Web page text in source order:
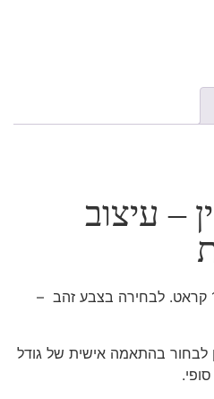
– עיצוב
טבעות נישואין מזהב 14 או 18 קראט. לבחירה בצבע זהב –
לבחור בהתאמה אישית של גודל